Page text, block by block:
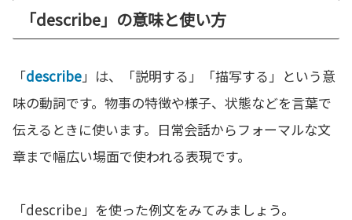
「describe」の意味と使い方
「describe」は、「説明する」「描写する」という意
味の動詞です。物事の特徴や様子、状態などを言葉で
伝えるときに使います。日常会話からフォーマルな文
章まで幅広い場面で使われる表現です。
「describe」を使った例文をみてみましょう。